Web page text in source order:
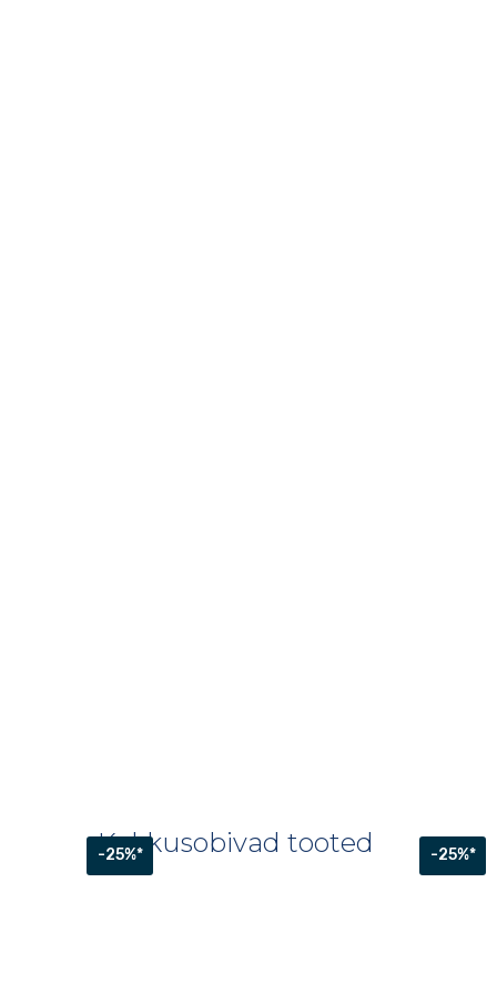
Kokkusobivad tooted
-25%* -25%*